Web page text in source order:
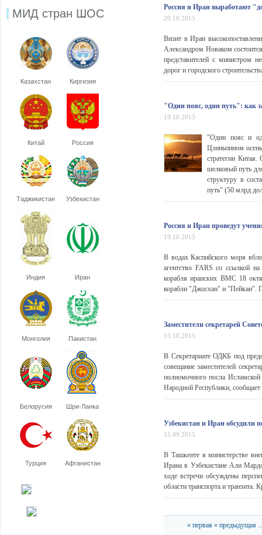
МИД стран ШОС
Казахстан Киргизия
Китай Россия
Таджикистан Узбекистан
Индия Иран
Монголия Пакистан
Белорусия Шри-Ланка
Турция Афганистан
Россия и Иран выработают
20.10.2015
Визит в Иран
Александром Новаком
представителей с министром
дорог и городского
"Один пояс, один путь": как
19.10.2015
"Один пояс и
Цзиньпином
стратегии
шелковый путь
структуру в
путь" (50 млрд
Россия и Иран проведут
19.10.2015
В водах Каспийского моря
агентство FARS со ссылкой
корабля иранских ВМС 18
корабли "Джосхан" и "Пейкан".
Заместители секретарей
15.10.2015
В Секретариате ОДКБ под
совещание заместителей
полномочного посла Исламской
Народной Республики,
Узбекистан и Иран обсудили
15.09.2015
В Ташкенте в министерстве
Ирана в Узбекистане Али
ходе встречи обсуждены
области транспорта и транзита.
« первая « предыдущая